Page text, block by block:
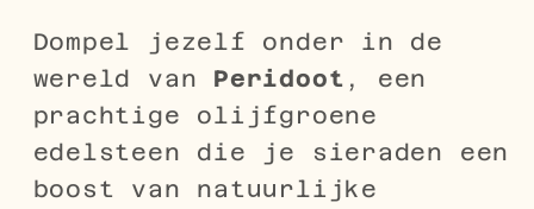
Dompel jezelf onder in de
wereld van Peridoot , een
prachtige olijfgroene
edelsteen die je sieraden een
boost van natuurlijke